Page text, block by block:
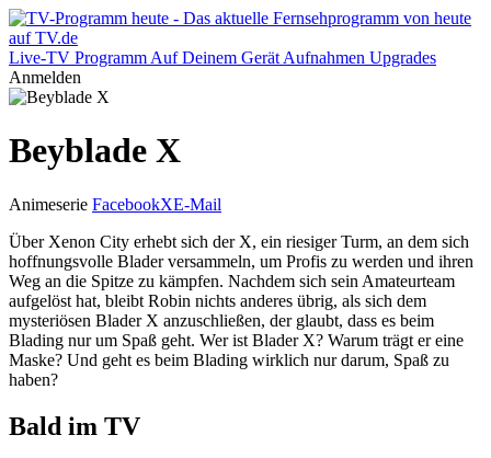
Live-TV Programm Auf Deinem Gerät Aufnahmen Upgrades
Anmelden
Beyblade X
Animeserie FacebookXE-Mail
Über Xenon City erhebt sich der X, ein riesiger Turm, an dem sich
hoffnungsvolle Blader versammeln, um Profis zu werden und ihren
Weg an die Spitze zu kämpfen. Nachdem sich sein Amateurteam
aufgelöst hat, bleibt Robin nichts anderes übrig, als sich dem
mysteriösen Blader X anzuschließen, der glaubt, dass es beim
Blading nur um Spaß geht. Wer ist Blader X? Warum trägt er eine
Maske? Und geht es beim Blading wirklich nur darum, Spaß zu
haben?
Bald im TV